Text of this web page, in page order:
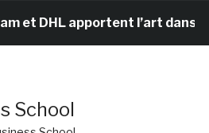
et DHL apportent l’art dans
School